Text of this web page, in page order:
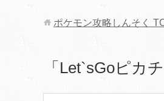
ポケモン攻略しんそく
「Let`sGoピカ